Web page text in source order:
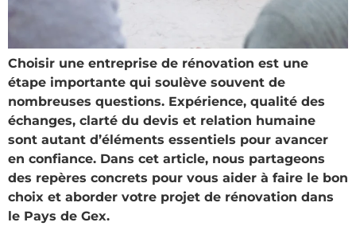
Choisir une entreprise de rénovation est une
étape importante qui soulève souvent de
nombreuses questions. Expérience, qualité des
échanges, clarté du devis et relation humaine
sont autant d’éléments essentiels pour avancer
en confiance. Dans cet article, nous partageons
des repères concrets pour vous aider à faire le bon
choix et aborder votre projet de rénovation dans
le Pays de Gex.